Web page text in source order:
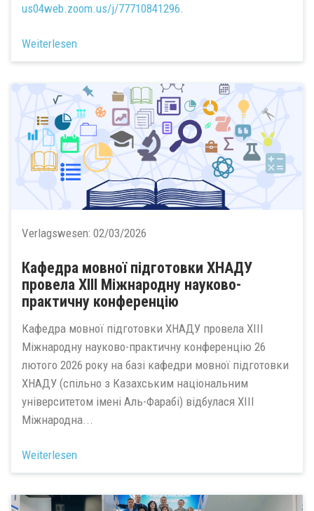
us04web.zoom.us/j/77710841296
Weiterlesen
Verlagswesen: 02/03/2026
Кафедра мовної підготовки ХНАДУ
провела ХІІІ Міжнародну науково-
практичну конференцію
Кафедра мовної підготовки ХНАДУ провела ХІІІ
Міжнародну науково-практичну конференцію 26
лютого 2026 року на базі кафедри мовної підготовки
ХНАДУ (спільно з Казахським національним
університетом імені Аль-Фарабі) відбулася ХІІІ
Міжнародна...
Weiterlesen